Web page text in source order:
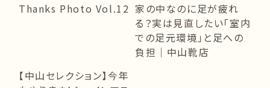
Thanks Photo Vol.12 家の中なのに足が疲れ
る？実は見直したい「室内
での足元環境」と足への
負担｜中山靴店
【中山セレクション】今年